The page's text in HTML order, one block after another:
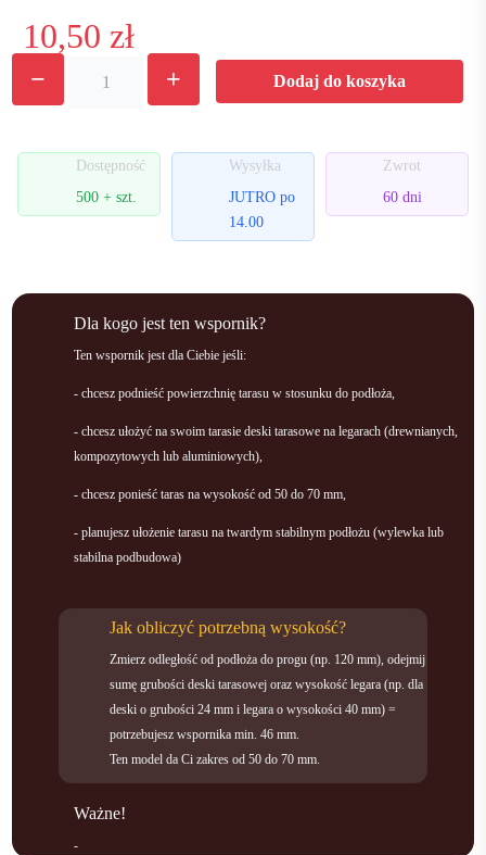
10,50 zł
−
Wspornik
70
mm
do
+ Dodaj do koszyka
Dostępność
500 + szt.
Wysyłka
JUTRO po
14.00
Zwrot
60 dni
Dla kogo jest ten wspornik?
Ten wspornik jest dla Ciebie jeśli:
- chcesz podnieść powierzchnię tarasu w stosunku do podłoża,
- chcesz ułożyć na swoim tarasie deski tarasowe na legarach (drewnianych,
kompozytowych lub aluminiowych),
- chcesz ponieść taras na wysokość od 50 do 70 mm,
- planujesz ułożenie tarasu na twardym stabilnym podłożu (wylewka lub
stabilna podbudowa)
Jak obliczyć potrzebną wysokość?
Zmierz odległość od podłoża do progu (np. 120 mm), odejmij
sumę grubości deski tarasowej oraz wysokość legara (np. dla
deski o grubości 24 mm i legara o wysokości 40 mm) =
potrzebujesz wspornika min. 46 mm.
Ten model da Ci zakres od 50 do 70 mm.
Ważne!
-